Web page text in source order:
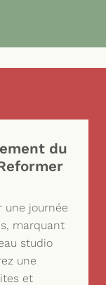
du
une journée
marquant
studio
une
et